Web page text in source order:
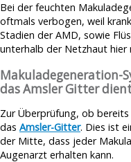
Bei der feuchten
oftmals verbogen, weil
Stadien der AMD, sowie
unterhalb der Netzhaut
Makuladegeneration-
das Amsler Gitter
Zur Überprüfung, ob
das Amsler-Gitter. Dies ist
der Mitte, dass jeder
Augenarzt erhalten kann.